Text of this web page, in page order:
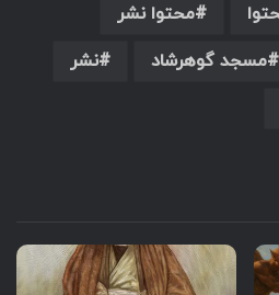
محتوا نشر
مسجد گوهرشاد
نشر